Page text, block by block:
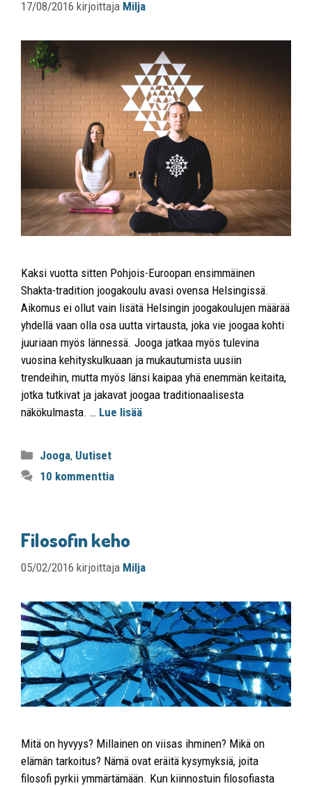
17/08/2016 kirjoittaja Milja
Kaksi vuotta sitten Pohjois-Euroopan ensimmäinen
Shakta-tradition joogakoulu avasi ovensa Helsingissä.
Aikomus ei ollut vain lisätä Helsingin joogakoulujen määrää
yhdellä vaan olla osa uutta virtausta, joka vie joogaa kohti
juuriaan myös lännessä. Jooga jatkaa myös tulevina
vuosina kehityskulkuaan ja mukautumista uusiin
trendeihin, mutta myös länsi kaipaa yhä enemmän keitaita,
jotka tutkivat ja jakavat joogaa traditionaalisesta
näkökulmasta. … Lue lisää
Jooga, Uutiset
10 kommenttia
Filosofin keho
05/02/2016 kirjoittaja Milja
Mitä on hyvyys? Millainen on viisas ihminen? Mikä on
elämän tarkoitus? Nämä ovat eräitä kysymyksiä, joita
filosofi pyrkii ymmärtämään. Kun kiinnostuin filosofiasta